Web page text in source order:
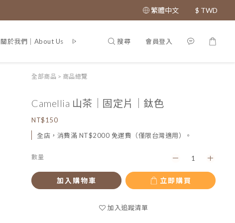
繁體中文 $ TWD
關於我們｜About Us 專利證書｜Patent
搜尋 會員登入
全部商品 > 商品總覽
Camellia 山茶｜固定片｜鈦色
NT$150
全店，消費滿 NT$2000 免運費（僅限台灣適用）。
數量
加入購物車 立即購買
加入追蹤清單